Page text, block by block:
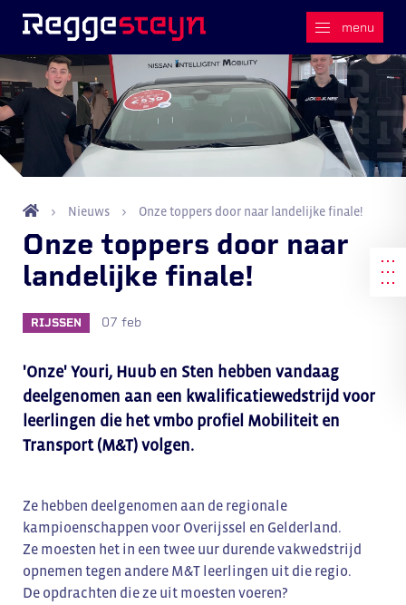
Nieuws Onze toppers door naar landelijke finale!
Onze toppers door naar
landelijke finale!
RIJSSEN 07 feb
'Onze' Youri, Huub en Sten hebben vandaag
deelgenomen aan een kwalificatiewedstrijd voor
leerlingen die het vmbo profiel Mobiliteit en
Transport (M&T) volgen.
Ze hebben deelgenomen aan de regionale
kampioenschappen voor Overijssel en Gelderland.
Ze moesten het in een twee uur durende vakwedstrijd
opnemen tegen andere M&T leerlingen uit die regio.
De opdrachten die ze uit moesten voeren?